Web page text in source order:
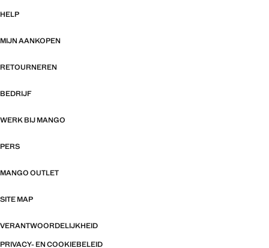
HELP
MIJN AANKOPEN
RETOURNEREN
BEDRIJF
WERK BIJ MANGO
PERS
MANGO OUTLET
SITE MAP
VERANTWOORDELIJKHEID
PRIVACY- EN COOKIEBELEID